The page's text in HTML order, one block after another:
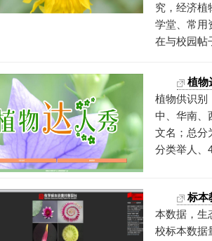
究，经济植
学堂、常用
在与校园帖
植物
植物供识别
中、华南、
文名；总分
分类举人、
标本
本数据，生
校标本数据